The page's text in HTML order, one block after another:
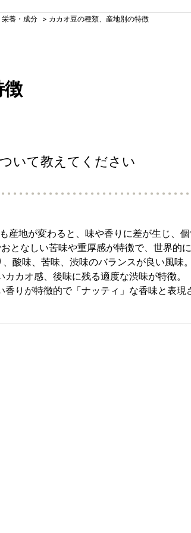
栄養・成分 > カカオ豆の種類、産地別の特徴
徴
いて教えてください
産地が変わると、味や香りに差が生じ、個
となしい苦味や重厚感が特徴で、世界的
酸味、苦味、渋味のバランスが良い風味
カオ感、後味に残る適度な渋味が特徴。
りが特徴的で「ナッティ」な香味と表